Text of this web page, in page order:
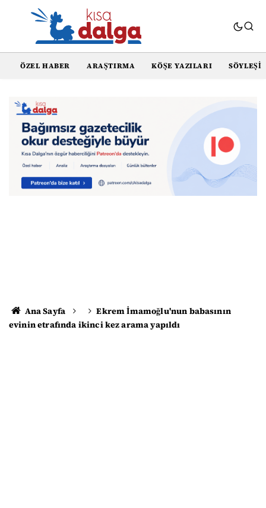
ÖZEL HABER ARAŞTIRMA KÖŞE YAZILARI SÖYLEŞI
Ana Sayfa
Ekrem İmamoğlu'nun babasının
evinin etrafında ikinci kez arama yapıldı